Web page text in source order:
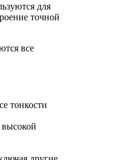
для
точной
все
тонкости
высокой